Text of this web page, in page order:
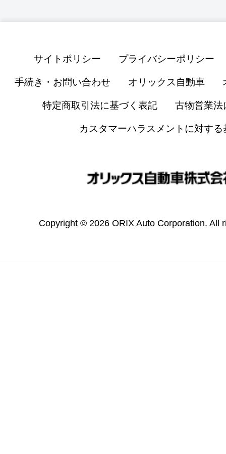
サイトポリシー プライバシーポリシー
手続き・お問い合わせ オリックス自動車
特定商取引法に基づく表記 古物営業法
カスタマーハラスメントに対する
Copyright © 2026 ORIX Auto Corporation. All